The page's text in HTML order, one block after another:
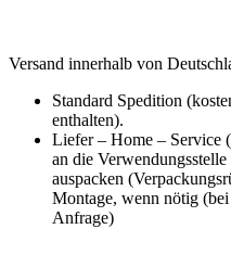
Versand innerhalb von
Standard Spedition
enthalten).
Liefer – Home – Service
an die
auspacken
Montage, wenn nötig
Anfrage)